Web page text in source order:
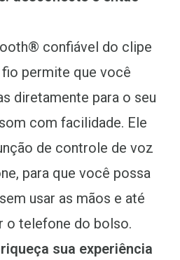
confiável do clipe
permite que você
diretamente para o seu
com facilidade. Ele
de controle de voz
para que você possa
usar as mãos e até
o telefone do bolso.
sua experiência